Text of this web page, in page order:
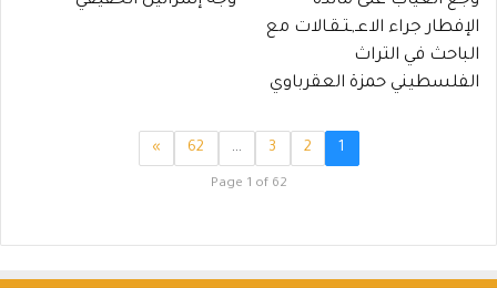
الإفطار جراء الاعـ,ـتـقـالات مع
الباحث في التراث
الفلسطيني حمزة العقرباوي
1
2
3
…
62
»
Page 1 of 62